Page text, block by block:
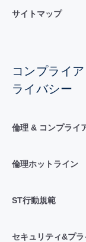
サイトマップ
コンプライ
ライバシー
倫理 & コンプライ
倫理ホットライン
ST行動規範
セキュリティ&プ